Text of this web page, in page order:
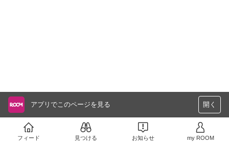
アプリでこのページを見る 開く
フィード 見つける お知らせ my ROOM